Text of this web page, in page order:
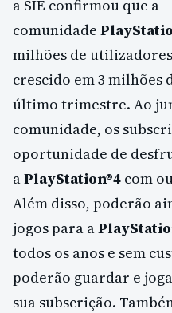
a SIE confirmou que a
comunidade
milhões de
crescido em 3 milhões
último trimestre. Ao
comunidade, os
oportunidade de
aPlayStation®4 com
Além disso, poderão
jogos para a
todos os anos e sem
poderão guardar e
sua subscrição.